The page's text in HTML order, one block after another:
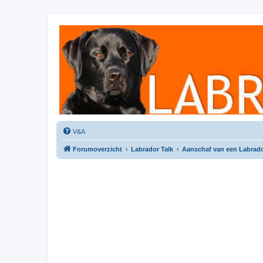
Labradorforum
Het gezelligste Labradorforum van Nederland en België!
V&A
Forumoverzicht Labrador Talk Aanschaf van een